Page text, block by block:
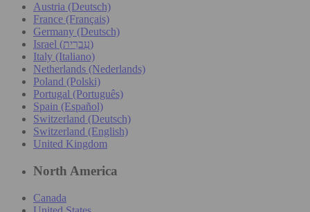
Austria (Deutsch)
France (Français)
Germany (Deutsch)
Israel (עִברִית)
Italy (Italiano)
Netherlands (Nederlands)
Poland (Polski)
Portugal (Português)
Spain (Español)
Switzerland (Deutsch)
Switzerland (English)
United Kingdom
North America
Canada